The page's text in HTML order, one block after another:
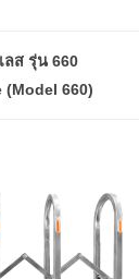
ลส รุ่น 660
660)